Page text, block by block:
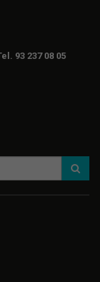
93 237 08 05